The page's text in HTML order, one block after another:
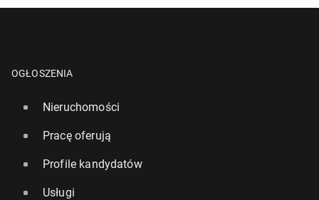
OGŁOSZENIA
Nieruchomości
Pracę oferują
Profile kandydatów
Usługi